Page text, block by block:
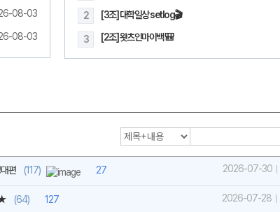
08-03
08-03
2 [3조] 대학일상 setlog🎬
3 [2조] 왓츠인마이백 🎒
편 (117) 27 2026-07-30
★ (64) 127 2026-07-28